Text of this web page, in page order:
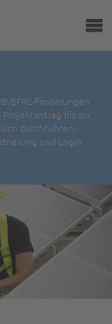
EFRE-Förderungen
bis zur
durchführen.
und Login